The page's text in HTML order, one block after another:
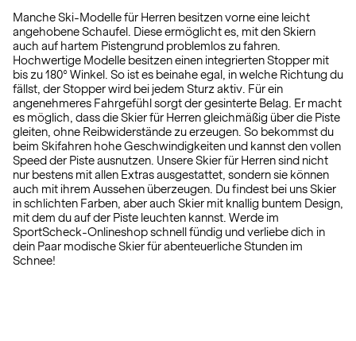
Manche Ski-Modelle für Herren besitzen vorne eine leicht
angehobene Schaufel. Diese ermöglicht es, mit den Skiern
auch auf hartem Pistengrund problemlos zu fahren.
Hochwertige Modelle besitzen einen integrierten Stopper mit
bis zu 180° Winkel. So ist es beinahe egal, in welche Richtung du
fällst, der Stopper wird bei jedem Sturz aktiv. Für ein
angenehmeres Fahrgefühl sorgt der gesinterte Belag. Er macht
es möglich, dass die Skier für Herren gleichmäßig über die Piste
gleiten, ohne Reibwiderstände zu erzeugen. So bekommst du
beim Skifahren hohe Geschwindigkeiten und kannst den vollen
Speed der Piste ausnutzen. Unsere Skier für Herren sind nicht
nur bestens mit allen Extras ausgestattet, sondern sie können
auch mit ihrem Aussehen überzeugen. Du findest bei uns Skier
in schlichten Farben, aber auch Skier mit knallig buntem Design,
mit dem du auf der Piste leuchten kannst. Werde im
SportScheck-Onlineshop schnell fündig und verliebe dich in
dein Paar modische Skier für abenteuerliche Stunden im
Schnee!